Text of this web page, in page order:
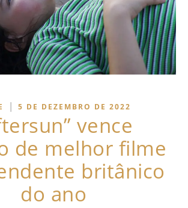
| 5 DE DEZEMBRO DE 2022
vence
de melhor filme
britânico
do ano